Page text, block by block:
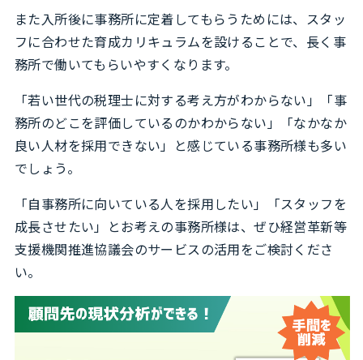
また入所後に事務所に定着してもらうためには、スタッ
フに合わせた育成カリキュラムを設けることで、長く事
務所で働いてもらいやすくなります。
「若い世代の税理士に対する考え方がわからない」「事
務所のどこを評価しているのかわからない」「なかなか
良い人材を採用できない」と感じている事務所様も多い
でしょう。
「自事務所に向いている人を採用したい」「スタッフを
成長させたい」とお考えの事務所様は、ぜひ経営革新等
支援機関推進協議会のサービスの活用をご検討くださ
い。